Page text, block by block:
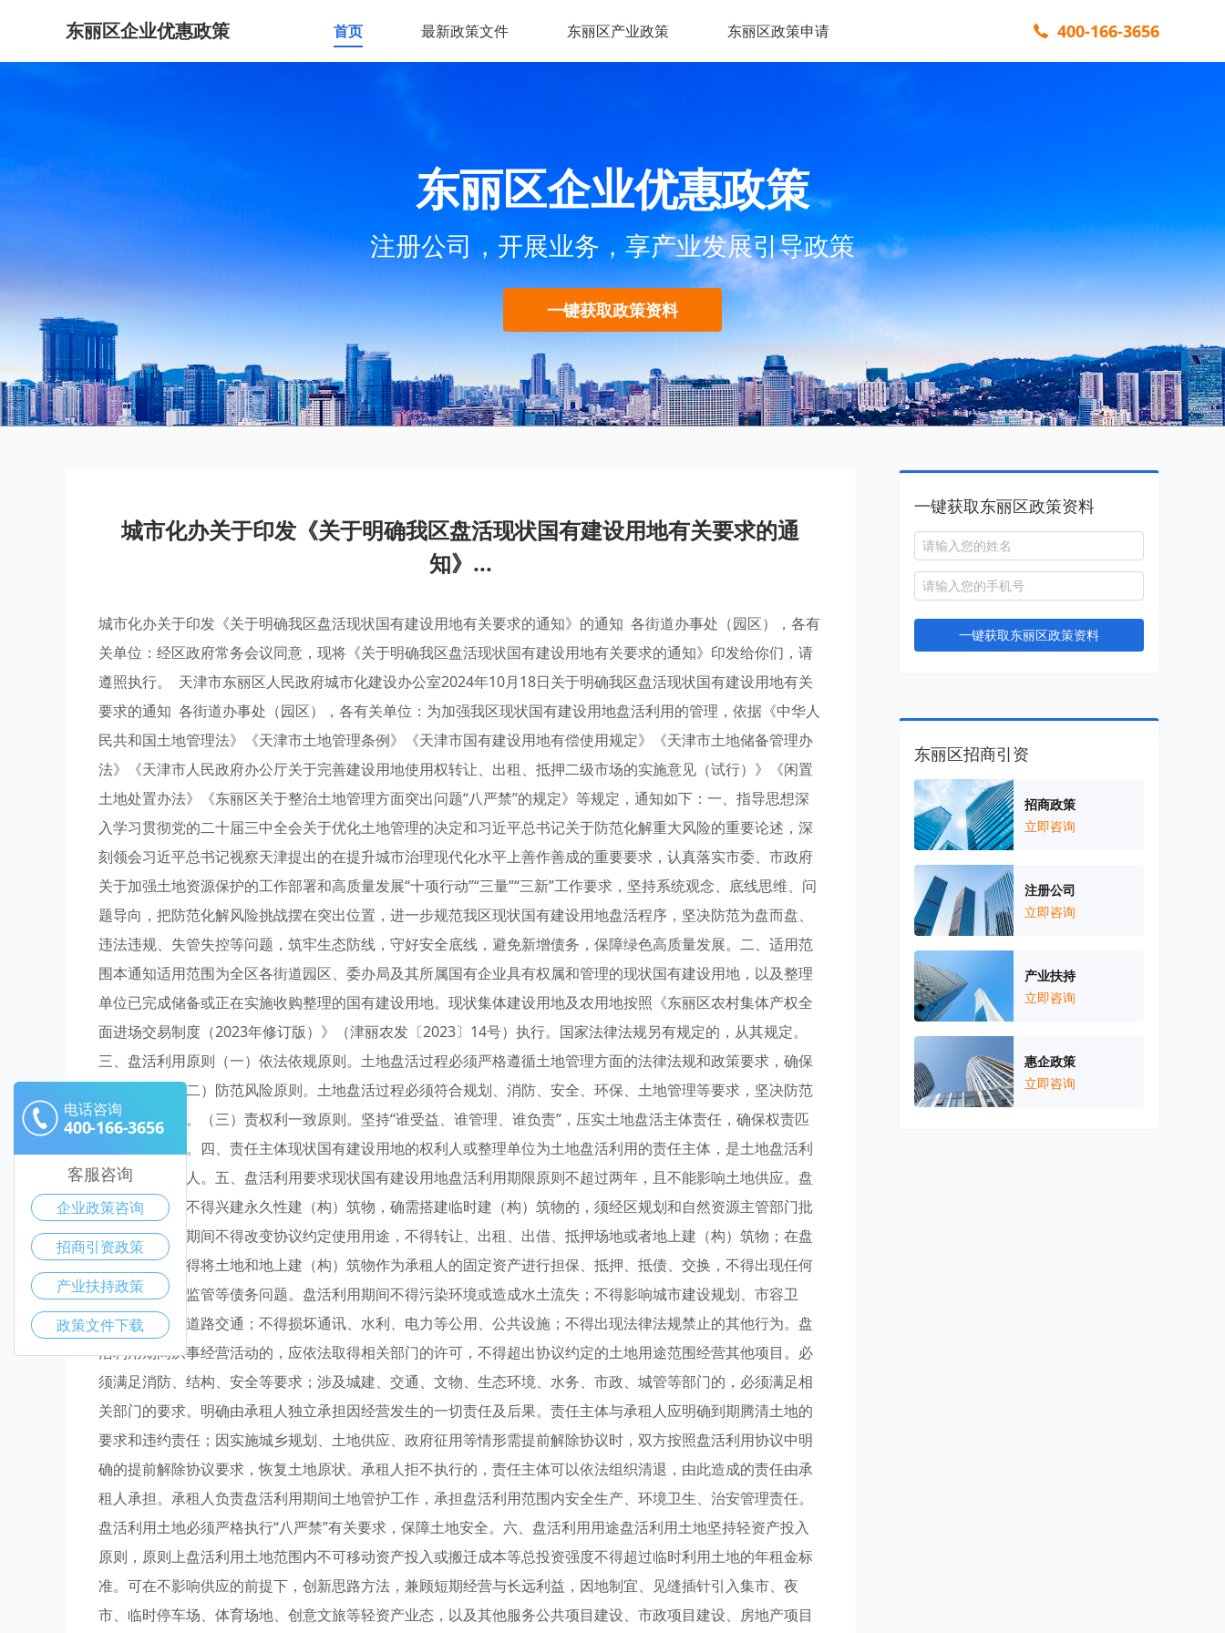
东丽区企业优惠政策 首页 最新政策文件 东丽区产业政策 东丽区政策申请 400-166-3656
东丽区企业优惠政策
注册公司，开展业务，享产业发展引导政策
一键获取政策资料
城市化办关于印发《关于明确我区盘活现状国有建设用地有关要求的通
知》...
城市化办关于印发《关于明确我区盘活现状国有建设用地有关要求的通知》的通知 各街道办事处（园区），各有
关单位：经区政府常务会议同意，现将《关于明确我区盘活现状国有建设用地有关要求的通知》印发给你们，请
遵照执行。 天津市东丽区人民政府城市化建设办公室2024年10月18日关于明确我区盘活现状国有建设用地有关
要求的通知 各街道办事处（园区），各有关单位：为加强我区现状国有建设用地盘活利用的管理，依据《中华人
民共和国土地管理法》《天津市土地管理条例》《天津市国有建设用地有偿使用规定》《天津市土地储备管理办
法》《天津市人民政府办公厅关于完善建设用地使用权转让、出租、抵押二级市场的实施意见（试行）》《闲置
土地处置办法》《东丽区关于整治土地管理方面突出问题“八严禁”的规定》等规定，通知如下：一、指导思想深
入学习贯彻党的二十届三中全会关于优化土地管理的决定和习近平总书记关于防范化解重大风险的重要论述，深
刻领会习近平总书记视察天津提出的在提升城市治理现代化水平上善作善成的重要要求，认真落实市委、市政府
关于加强土地资源保护的工作部署和高质量发展“十项行动”“三量”“三新”工作要求，坚持系统观念、底线思维、问
题导向，把防范化解风险挑战摆在突出位置，进一步规范我区现状国有建设用地盘活程序，坚决防范为盘而盘、
违法违规、失管失控等问题，筑牢生态防线，守好安全底线，避免新增债务，保障绿色高质量发展。二、适用范
围本通知适用范围为全区各街道园区、委办局及其所属国有企业具有权属和管理的现状国有建设用地，以及整理
单位已完成储备或正在实施收购整理的国有建设用地。现状集体建设用地及农用地按照《东丽区农村集体产权全
面进场交易制度（2023年修订版）》（津丽农发〔2023〕14号）执行。国家法律法规另有规定的，从其规定。
三、盘活利用原则（一）依法依规原则。土地盘活过程必须严格遵循土地管理方面的法律法规和政策要求，确保
合法合规。（二）防范风险原则。土地盘活过程必须符合规划、消防、安全、环保、土地管理等要求，坚决防范
各类风险隐患。（三）责权利一致原则。坚持“谁受益、谁管理、谁负责”，压实土地盘活主体责任，确保权责匹
配、利害相适。四、责任主体现状国有建设用地的权利人或整理单位为土地盘活利用的责任主体，是土地盘活利
用的第一责任人。五、盘活利用要求现状国有建设用地盘活利用期限原则不超过两年，且不能影响土地供应。盘
活利用期间，不得兴建永久性建（构）筑物，确需搭建临时建（构）筑物的，须经区规划和自然资源主管部门批
准。盘活利用期间不得改变协议约定使用用途，不得转让、出租、出借、抵押场地或者地上建（构）筑物；在盘
活利用期间不得将土地和地上建（构）筑物作为承租人的固定资产进行担保、抵押、抵债、交换，不得出现任何
查封、扣押、监管等债务问题。盘活利用期间不得污染环境或造成水土流失；不得影响城市建设规划、市容卫
生；不得妨碍道路交通；不得损坏通讯、水利、电力等公用、公共设施；不得出现法律法规禁止的其他行为。盘
活利用期间从事经营活动的，应依法取得相关部门的许可，不得超出协议约定的土地用途范围经营其他项目。必
须满足消防、结构、安全等要求；涉及城建、交通、文物、生态环境、水务、市政、城管等部门的，必须满足相
关部门的要求。明确由承租人独立承担因经营发生的一切责任及后果。责任主体与承租人应明确到期腾清土地的
要求和违约责任；因实施城乡规划、土地供应、政府征用等情形需提前解除协议时，双方按照盘活利用协议中明
确的提前解除协议要求，恢复土地原状。承租人拒不执行的，责任主体可以依法组织清退，由此造成的责任由承
租人承担。承租人负责盘活利用期间土地管护工作，承担盘活利用范围内安全生产、环境卫生、治安管理责任。
盘活利用土地必须严格执行“八严禁”有关要求，保障土地安全。六、盘活利用用途盘活利用土地坚持轻资产投入
原则，原则上盘活利用土地范围内不可移动资产投入或搬迁成本等总投资强度不得超过临时利用土地的年租金标
准。可在不影响供应的前提下，创新思路方法，兼顾短期经营与长远利益，因地制宜、见缝插针引入集市、夜
市、临时停车场、体育场地、创意文旅等轻资产业态，以及其他服务公共项目建设、市政项目建设、房地产项目
一键获取东丽区政策资料
一键获取东丽区政策资料
东丽区招商引资
招商政策
立即咨询
注册公司
立即咨询
产业扶持
立即咨询
惠企政策
立即咨询
电话咨询
400-166-3656
客服咨询
企业政策咨询
招商引资政策
产业扶持政策
政策文件下载